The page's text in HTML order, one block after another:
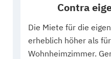
Contra
Die Miete für die
erheblich höher als
Wohnheimzimmer.